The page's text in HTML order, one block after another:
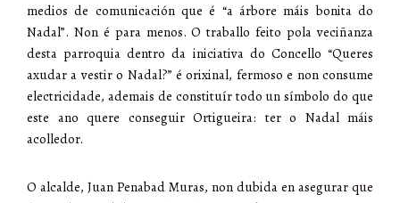
medios de comunicación que é “a árbore máis bonita do
Nadal”. Non é para menos. O traballo feito pola veciñanza
desta parroquia dentro da iniciativa do Concello “Queres
axudar a vestir o Nadal?” é orixinal, fermoso e non consume
electricidade, ademais de constituír todo un símbolo do que
este ano quere conseguir Ortigueira: ter o Nadal máis
acolledor.
O alcalde, Juan Penabad Muras, non dubida en asegurar que